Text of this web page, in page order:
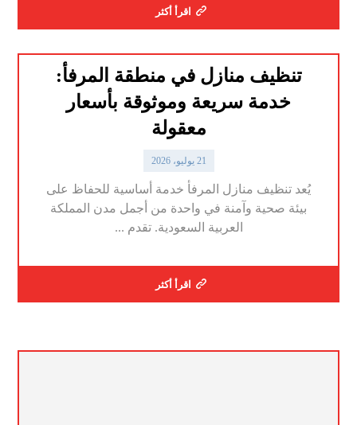
اقرأ أكثر
تنظيف منازل في منطقة المرفأ:
خدمة سريعة وموثوقة بأسعار
معقولة
21 يوليو، 2026
يُعد تنظيف منازل المرفأ خدمة أساسية للحفاظ على
بيئة صحية وآمنة في واحدة من أجمل مدن المملكة
العربية السعودية. تقدم ...
اقرأ أكثر